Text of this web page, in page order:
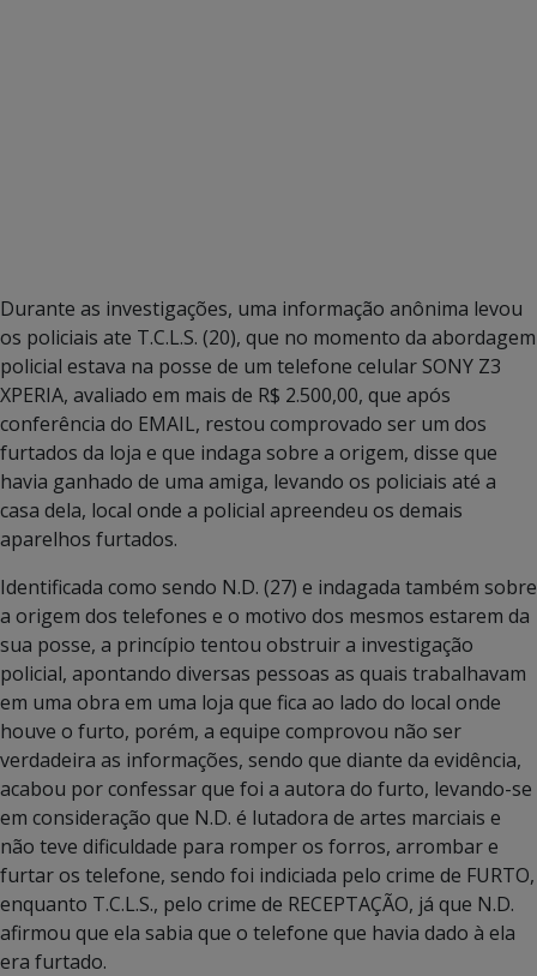
Durante as investigações, uma informação anônima levou
os policiais ate T.C.L.S. (20), que no momento da abordagem
policial estava na posse de um telefone celular SONY Z3
XPERIA, avaliado em mais de R$ 2.500,00, que após
conferência do EMAIL, restou comprovado ser um dos
furtados da loja e que indaga sobre a origem, disse que
havia ganhado de uma amiga, levando os policiais até a
casa dela, local onde a policial apreendeu os demais
aparelhos furtados.
Identificada como sendo N.D. (27) e indagada também sobre
a origem dos telefones e o motivo dos mesmos estarem da
sua posse, a princípio tentou obstruir a investigação
policial, apontando diversas pessoas as quais trabalhavam
em uma obra em uma loja que fica ao lado do local onde
houve o furto, porém, a equipe comprovou não ser
verdadeira as informações, sendo que diante da evidência,
acabou por confessar que foi a autora do furto, levando-se
em consideração que N.D. é lutadora de artes marciais e
não teve dificuldade para romper os forros, arrombar e
furtar os telefone, sendo foi indiciada pelo crime de FURTO,
enquanto T.C.L.S., pelo crime de RECEPTAÇÃO, já que N.D.
afirmou que ela sabia que o telefone que havia dado à ela
era furtado.